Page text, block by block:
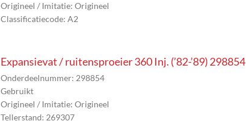
Origineel / Imitatie: Origineel
Classificatiecode: A2
Expansievat / ruitensproeier 360 Inj. (’82-’89) 298854
Onderdeelnummer: 298854
Gebruikt
Origineel / Imitatie: Origineel
Tellerstand: 269307